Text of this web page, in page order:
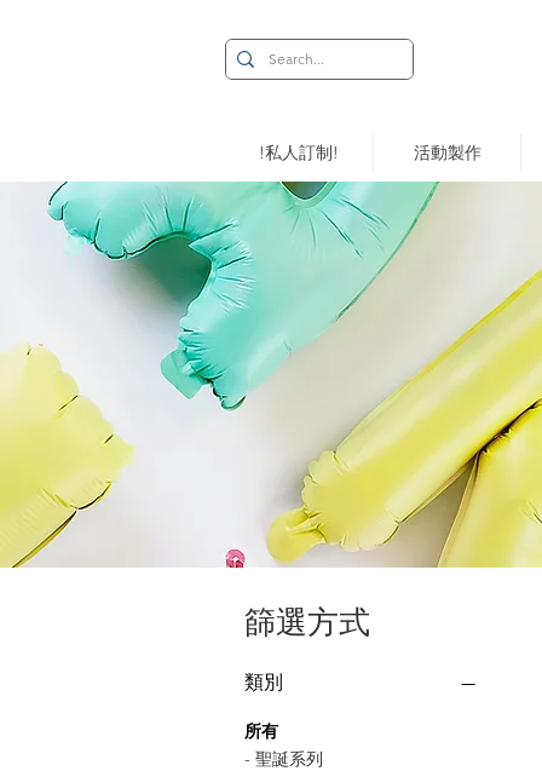
!私人訂制! 活動製作
篩選方式
類別
所有
- 聖誕系列